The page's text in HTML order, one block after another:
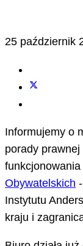
25 październik
Informujemy o
porady
funkcjonowania
Obywatelskich
Instytutu
kraju i